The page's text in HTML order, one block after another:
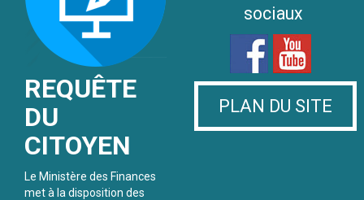
REQUÊTE
DU
CITOYEN
Le Ministère des Finances
met à la disposition des
sociaux
PLAN DU SITE